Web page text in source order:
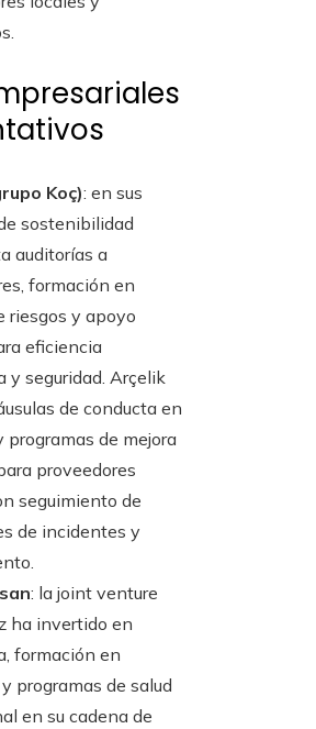
Koç): en sus
sostenibilidad
auditorías a
formación en
riesgos y apoyo
eficiencia
y seguridad. Arçelik
de conducta en
programas de mejora
proveedores
seguimiento de
de incidentes y
: la joint venture
ha invertido en
formación en
programas de salud
en su cadena de